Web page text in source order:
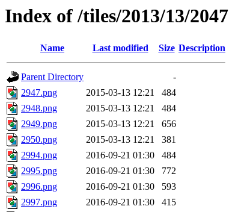
Index of /tiles/2013/13/2047
Name Last modified Size Description
Parent Directory
-
2947.png
2015-03-13 12:21
484
2948.png
2015-03-13 12:21
484
2949.png
2015-03-13 12:21
656
2950.png
2015-03-13 12:21
381
2994.png
2016-09-21 01:30
484
2995.png
2016-09-21 01:30
772
2996.png
2016-09-21 01:30
593
2997.png
2016-09-21 01:30
415